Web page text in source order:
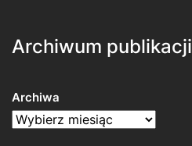
Archiwum publikacji
Archiwa